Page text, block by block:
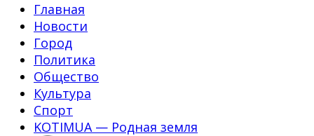
Главная
Новости
Город
Политика
Общество
Культура
Спорт
KOTIMUA — Родная земля